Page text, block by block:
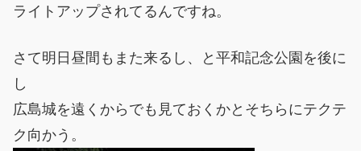
ライトアップされてるんですね。
さて明日昼間もまた来るし、と平和記念公園を後に
し
広島城を遠くからでも見ておくかとそちらにテクテ
ク向かう。